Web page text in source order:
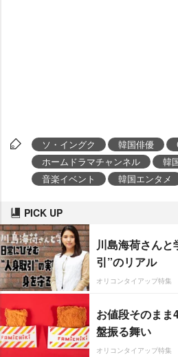
ソ・イングク 韓国俳優
ホームドラマチャンネル
韓
音楽イベント
韓国エンタメ
PICK UP
川島海荷さん
引”のリアル
オリコンタイアップ特集
お値段そのま
盤振る舞い
オリコンタイアップ特集